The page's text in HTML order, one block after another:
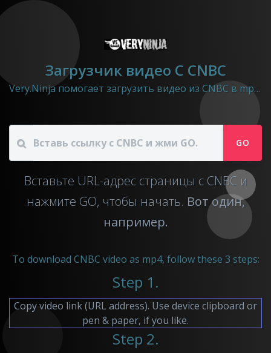
Загрузчик видео C CNBC
Very.Ninja помогает загрузить видео из CNBC в mp4 файл.
GO
Вставьте URL-адрес страницы с CNBC и
нажмите GO, чтобы начать. Вот один,
например.
To download CNBC video as mp4, follow these 3 steps:
Step 1.
Copy video link (URL address). Use device clipboard or
pen & paper, if you like.
Step 2.